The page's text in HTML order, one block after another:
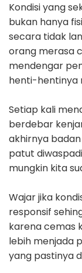
Kondisi yang
bukan hanya
secara tidak
orang merasa
mendengar
henti-hentinya
Setiap kali
berdebar
akhirnya
patut
mungkin kita
Wajar jika
responsif
karena cemas
lebih menjada
yang pastinya